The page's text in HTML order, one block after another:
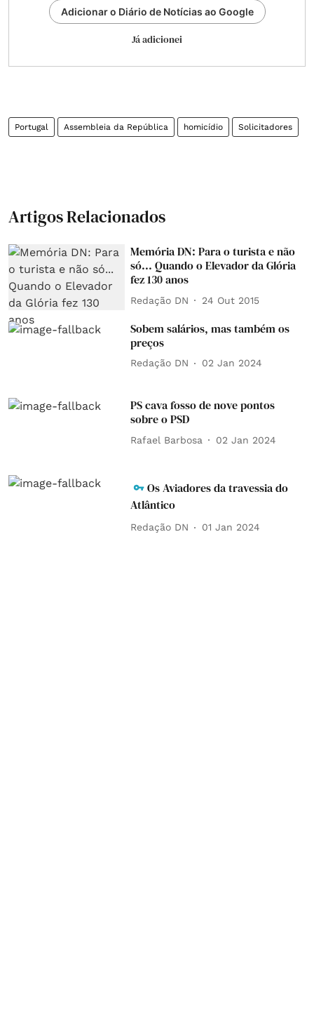
Adicionar o Diário de Notícias ao Google
Já adicionei
Portugal Assembleia da República homicídio Solicitadores
Artigos Relacionados
Memória DN: Para o turista e não
só... Quando o Elevador da Glória
fez 130 anos
Redação DN 24 Out 2015
Sobem salários, mas também os
preços
Redação DN 02 Jan 2024
PS cava fosso de nove pontos
sobre o PSD
Rafael Barbosa 02 Jan 2024
Os Aviadores da travessia do
Atlântico
Redação DN 01 Jan 2024